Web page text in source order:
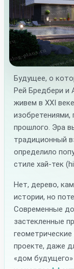
Будущее, о
Рей Бредбери и
живем в XXI
изобретениями,
прошлого. Эра
традиционный
определило
стиле хай-тек
Нет, дерево,
истории, но
Современные
застекленные
проекте, даже
«дом